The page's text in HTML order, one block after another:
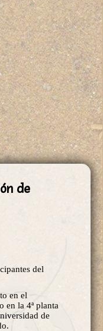
de
del
en el
en la 4ª planta
de